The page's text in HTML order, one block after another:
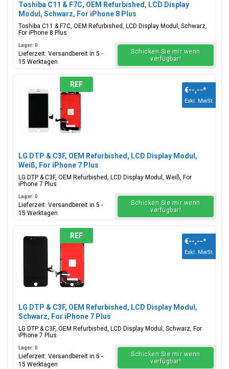
Toshiba C11 & F7C, OEM Refurbished, LCD Display
Modul, Schwarz, For iPhone 8 Plus
Toshiba C11 & F7C, OEM Refurbished, LCD Display Modul, Schwarz,
For iPhone 8 Plus
Lager: 0
Lieferzeit: Versandbereit in 5 -
15 Werktagen
Schicken Sie mir wenn
verfügbar!
REF
LG DTP & C3F, OEM Refurbished, LCD Display Modul,
Weiß, For iPhone 7 Plus
LG DTP & C3F, OEM Refurbished, LCD Display Modul, Weiß, For
iPhone 7 Plus
€--,--*
Exkl. MwSt.
Lager: 0
Lieferzeit: Versandbereit in 5 -
15 Werktagen
Schicken Sie mir wenn
verfügbar!
REF
LG DTP & C3F, OEM Refurbished, LCD Display Modul,
Schwarz, For iPhone 7 Plus
LG DTP & C3F, OEM Refurbished, LCD Display Modul, Schwarz, For
iPhone 7 Plus
€--,--*
Exkl. MwSt.
Lager: 0
Lieferzeit: Versandbereit in 5 -
15 Werktagen
Schicken Sie mir wenn
verfügbar!